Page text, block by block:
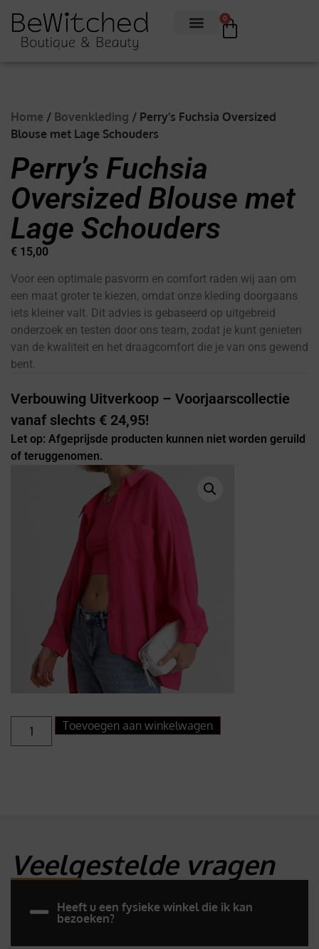
0
Home / Bovenkleding / Perry’s Fuchsia Oversized
Blouse met Lage Schouders
Perry’s Fuchsia
Oversized Blouse met
Lage Schouders
€ 15,00
Voor een optimale pasvorm en comfort raden wij aan om
een maat groter te kiezen, omdat onze kleding doorgaans
iets kleiner valt. Dit advies is gebaseerd op uitgebreid
onderzoek en testen door ons team, zodat je kunt genieten
van de kwaliteit en het draagcomfort die je van ons gewend
bent.
Verbouwing Uitverkoop – Voorjaarscollectie
vanaf slechts € 24,95!
Let op: Afgeprijsde producten kunnen niet worden geruild
of teruggenomen.
Toevoegen aan winkelwagen
Veelgestelde vragen
Heeft u een fysieke winkel die ik kan
bezoeken?